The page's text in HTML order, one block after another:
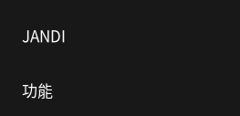
JANDI
功能